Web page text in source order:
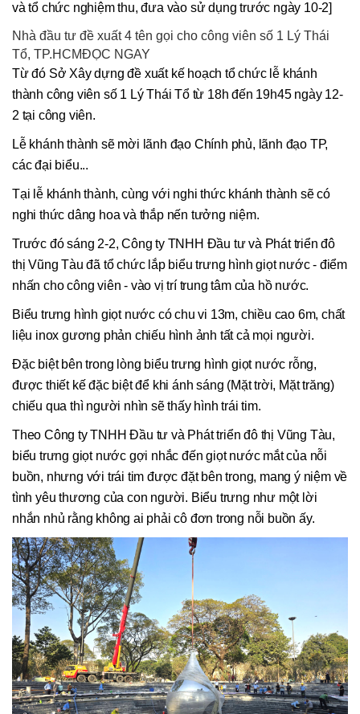
và tổ chức nghiệm thu, đưa vào sử dụng trước ngày 10-2]
Nhà đầu tư đề xuất 4 tên gọi cho công viên số 1 Lý Thái
Tổ, TP.HCMĐỌC NGAY
Từ đó Sở Xây dựng đề xuất kế hoạch tổ chức lễ khánh
thành công viên số 1 Lý Thái Tổ từ 18h đến 19h45 ngày 12-
2 tại công viên.
Lễ khánh thành sẽ mời lãnh đạo Chính phủ, lãnh đạo TP,
các đại biểu...
Tại lễ khánh thành, cùng với nghi thức khánh thành sẽ có
nghi thức dâng hoa và thắp nến tưởng niệm.
Trước đó sáng 2-2, Công ty TNHH Đầu tư và Phát triển đô
thị Vũng Tàu đã tổ chức lắp biểu trưng hình giọt nước - điểm
nhấn cho công viên - vào vị trí trung tâm của hồ nước.
Biểu trưng hình giọt nước có chu vi 13m, chiều cao 6m, chất
liệu inox gương phản chiếu hình ảnh tất cả mọi người.
Đặc biệt bên trong lòng biểu trưng hình giọt nước rỗng,
được thiết kế đặc biệt để khi ánh sáng (Mặt trời, Mặt trăng)
chiếu qua thì người nhìn sẽ thấy hình trái tim.
Theo Công ty TNHH Đầu tư và Phát triển đô thị Vũng Tàu,
biểu trưng giọt nước gợi nhắc đến giọt nước mắt của nỗi
buồn, nhưng với trái tim được đặt bên trong, mang ý niệm về
tình yêu thương của con người. Biểu trưng như một lời
nhắn nhủ rằng không ai phải cô đơn trong nỗi buồn ấy.